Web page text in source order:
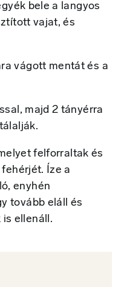
bele a langyos
vajat, és
vágott mentát és a
majd 2 tányérra
felforraltak és
Íze a
enyhén
tovább eláll és
is ellenáll.